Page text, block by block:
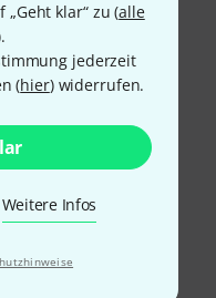
klar“ zu (alle
jederzeit
(hier) widerrufen.
Weitere Infos